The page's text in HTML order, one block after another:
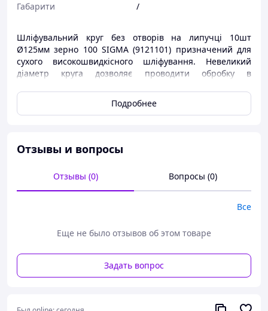
Габарити
/
Шліфувальний круг без отворів на липучці 10шт
Ø125мм зерно 100 SIGMA (9121101) призначений для
сухого високошвидкісного шліфування. Невеликий
діаметр круга дозволяє проводити обробку в
по легкості роботи і точності обробки. За
властивостями є багатофункціональним абразивом. В
Можливе використання з шлифмашинкой орбітальною
для шліфмашинки (
), диском шліфувальним
Подробнее
Отзывы и вопросы
Отзывы (0) Вопросы (0)
Все
Еще не было отзывов об этом товаре
Задать вопрос